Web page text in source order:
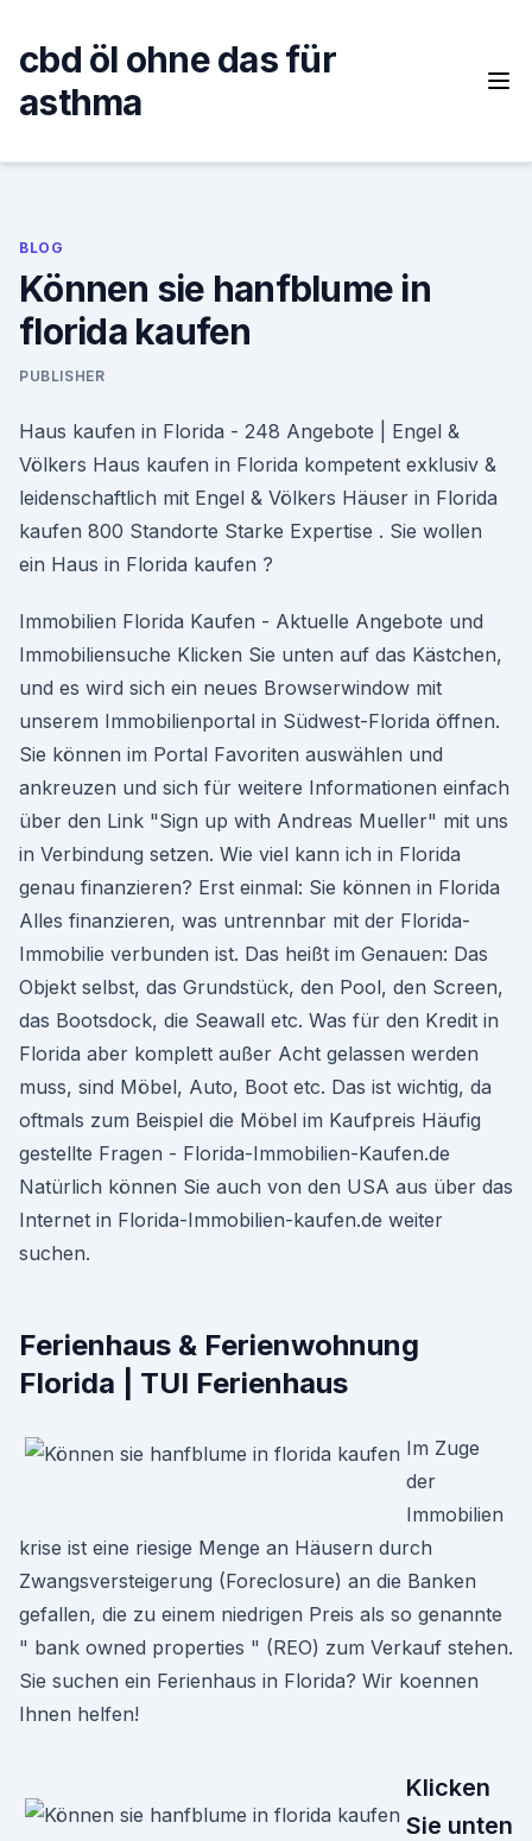
content
cbd öl ohne das für
asthma
BLOG
Können sie hanfblume in
florida kaufen
PUBLISHER
Haus kaufen in Florida - 248 Angebote | Engel &
Völkers Haus kaufen in Florida kompetent exklusiv &
leidenschaftlich mit Engel & Völkers Häuser in Florida
kaufen 800 Standorte Starke Expertise . Sie wollen
ein Haus in Florida kaufen ?
Immobilien Florida Kaufen - Aktuelle Angebote und
Immobiliensuche Klicken Sie unten auf das Kästchen,
und es wird sich ein neues Browserwindow mit
unserem Immobilienportal in Südwest-Florida öffnen.
Sie können im Portal Favoriten auswählen und
ankreuzen und sich für weitere Informationen einfach
über den Link "Sign up with Andreas Mueller" mit uns
in Verbindung setzen. Wie viel kann ich in Florida
genau finanzieren? Erst einmal: Sie können in Florida
Alles finanzieren, was untrennbar mit der Florida-
Immobilie verbunden ist. Das heißt im Genauen: Das
Objekt selbst, das Grundstück, den Pool, den Screen,
das Bootsdock, die Seawall etc. Was für den Kredit in
Florida aber komplett außer Acht gelassen werden
muss, sind Möbel, Auto, Boot etc. Das ist wichtig, da
oftmals zum Beispiel die Möbel im Kaufpreis Häufig
gestellte Fragen - Florida-Immobilien-Kaufen.de
Natürlich können Sie auch von den USA aus über das
Internet in Florida-Immobilien-kaufen.de weiter
suchen.
Ferienhaus & Ferienwohnung
Florida | TUI Ferienhaus
Im Zuge
der
Immobilien
krise ist eine riesige Menge an Häusern durch
Zwangsversteigerung (Foreclosure) an die Banken
gefallen, die zu einem niedrigen Preis als so genannte
" bank owned properties " (REO) zum Verkauf stehen.
Sie suchen ein Ferienhaus in Florida? Wir koennen
Ihnen helfen!
Klicken
Sie unten